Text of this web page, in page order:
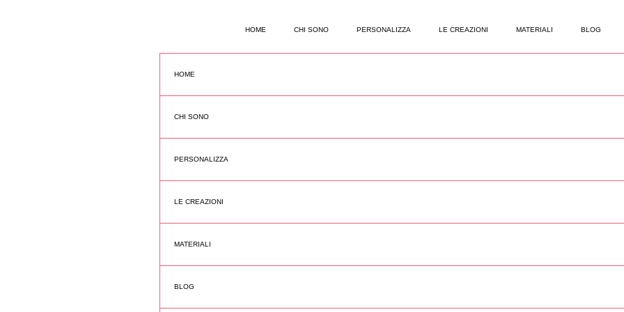
HOME CHI SONO PERSONALIZZA LE CREAZIONI MATERIALI BLOG
HOME
CHI SONO
PERSONALIZZA
LE CREAZIONI
MATERIALI
BLOG